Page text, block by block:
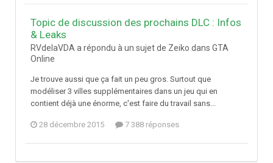
Topic de discussion des prochains DLC : Infos
& Leaks
RVdelaVDA a répondu à un sujet de Zeiko dans GTA
Online
Je trouve aussi que ça fait un peu gros. Surtout que
modéliser 3 villes supplémentaires dans un jeu qui en
contient déjà une énorme, c'est faire du travail sans...
28 décembre 2015 7 388 réponses